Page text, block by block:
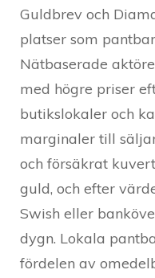
Guldbrev och
platser som
Nätbaserade
med högre priser
butikslokaler och
marginaler till
och försäkrat
guld, och efter
Swish eller
dygn. Lokala
fördelen av